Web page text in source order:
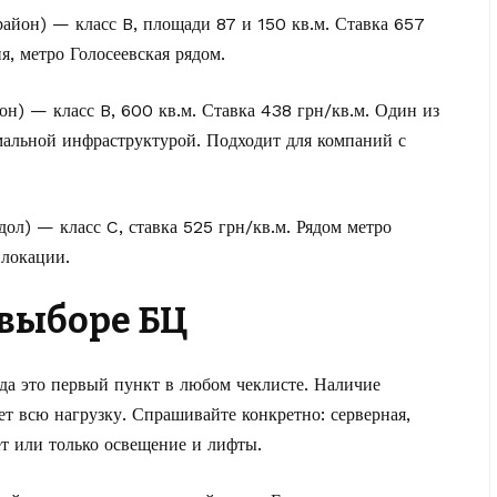
— класс B, площади 87 и 150 кв.м. Ставка 657
метро Голосеевская рядом.
— класс B, 600 кв.м. Ставка 438 грн/кв.м. Один из
инфраструктурой. Подходит для компаний с
— класс C, ставка 525 грн/кв.м. Рядом метро
БЦ
это первый пункт в любом чеклисте. Наличие
всю нагрузку. Спрашивайте конкретно: серверная,
или только освещение и лифты.